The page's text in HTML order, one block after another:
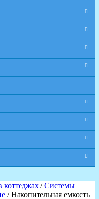
коттеджах /Системы
/ Накопительная емкость